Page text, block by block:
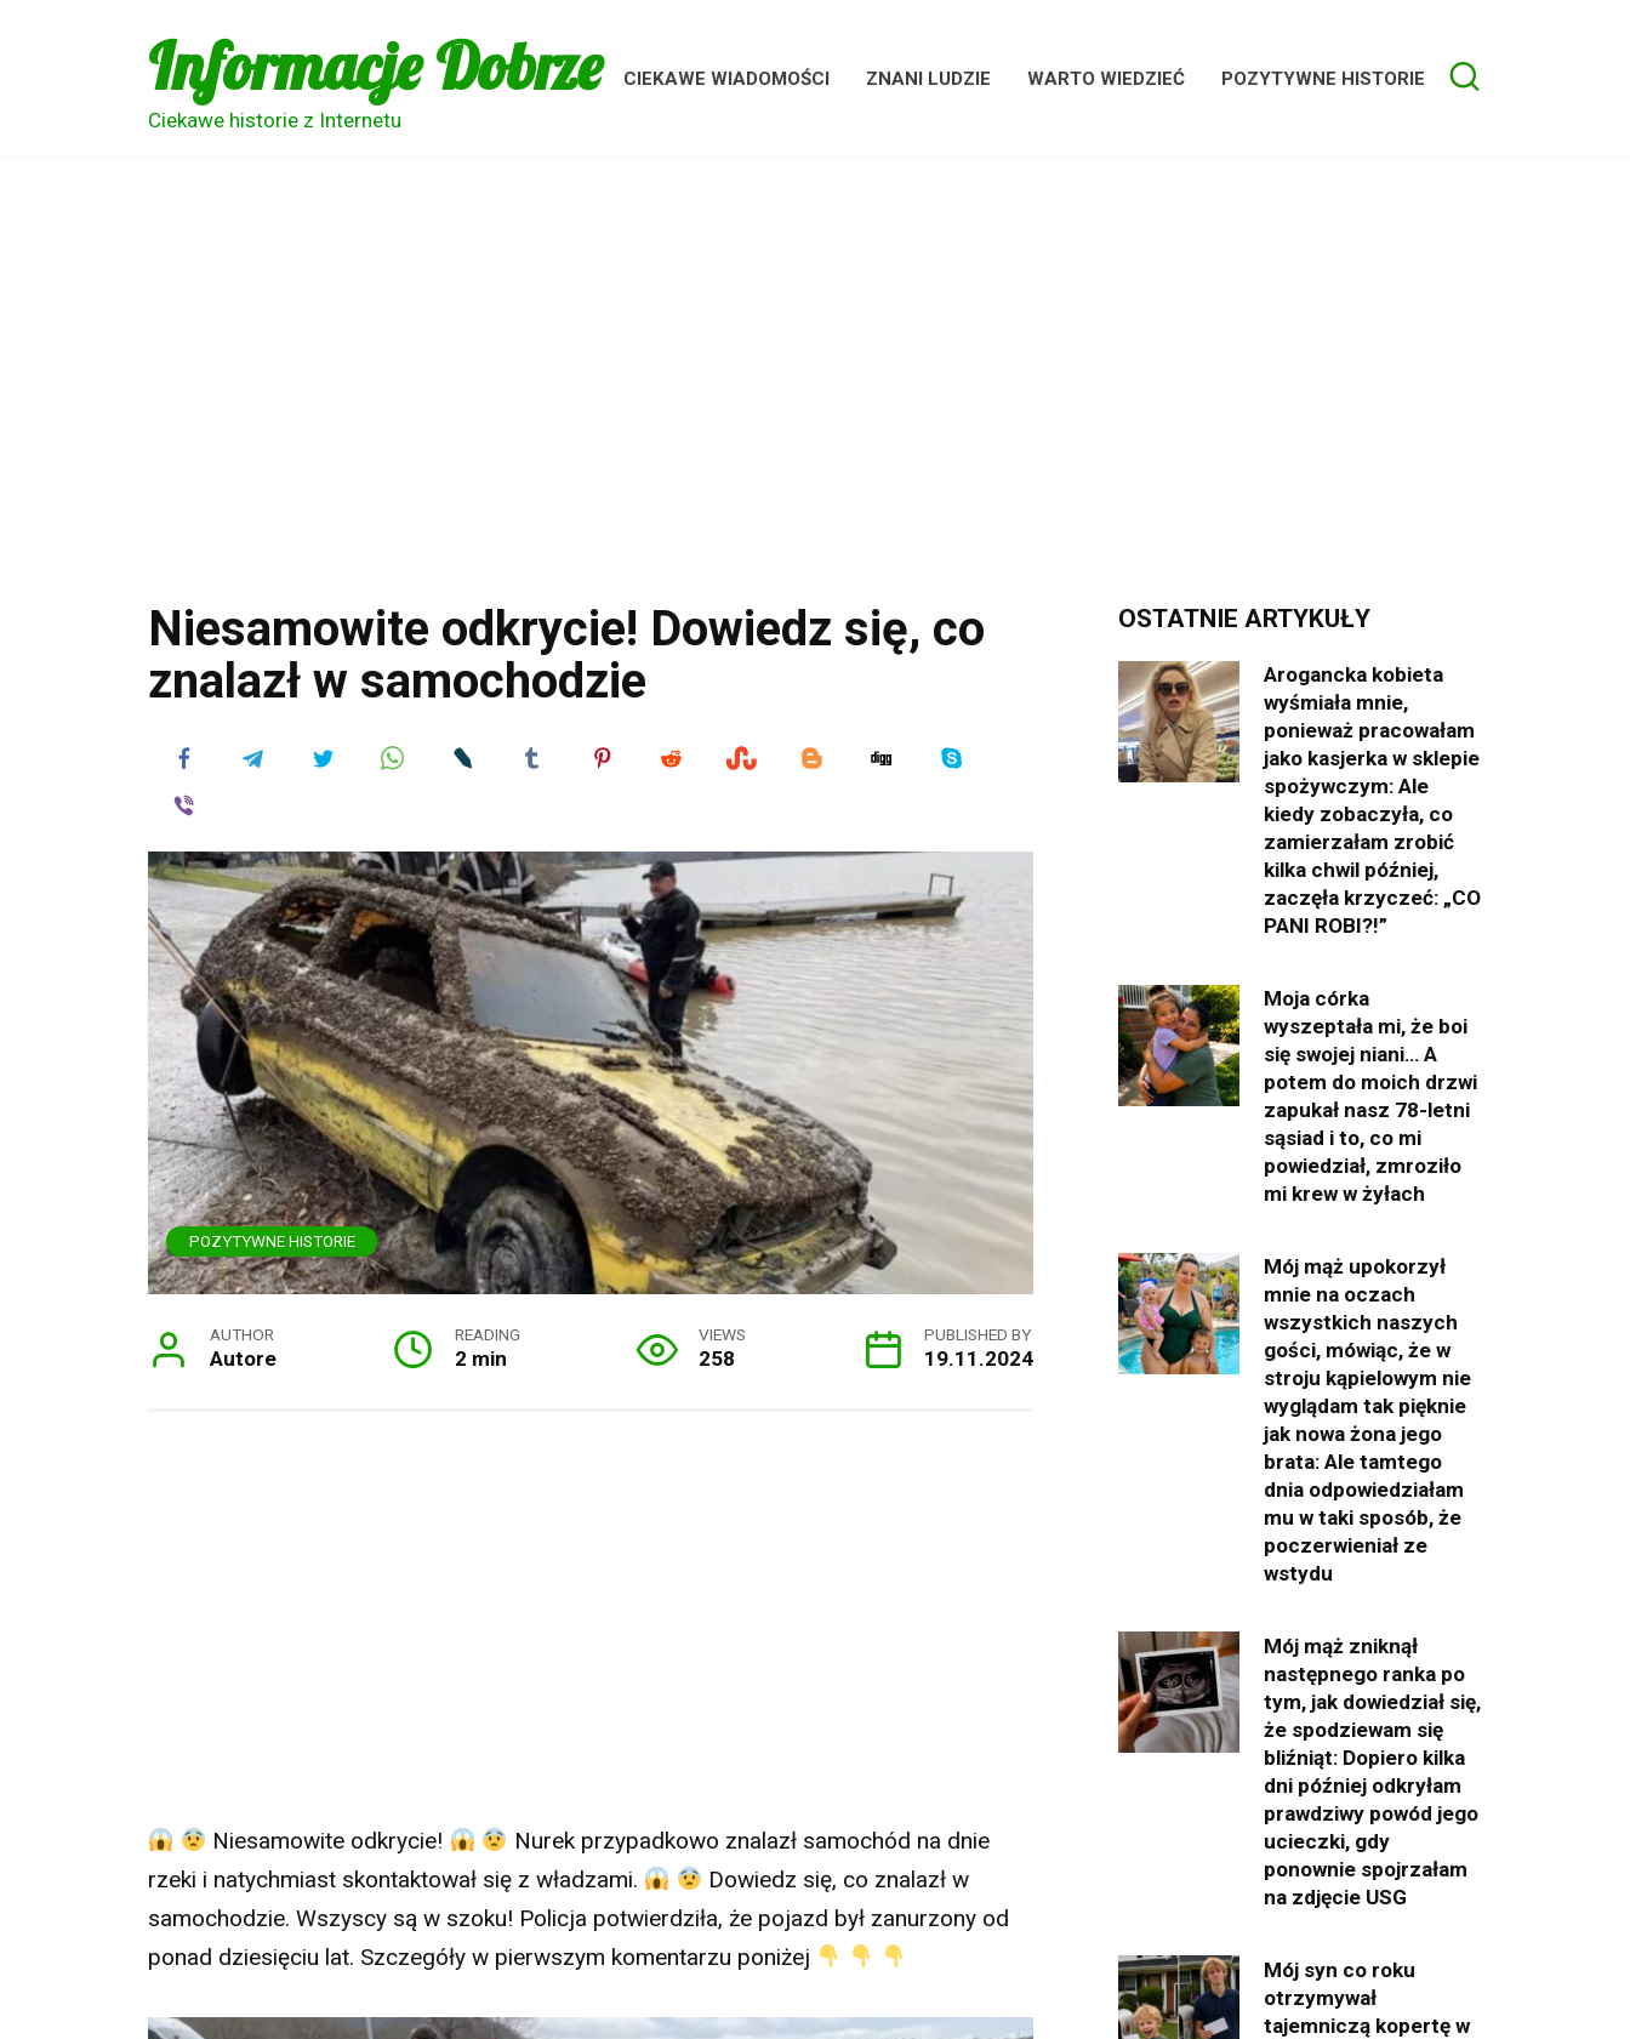
Informacje Dobrze
Ciekawe historie z Internetu
CIEKAWE WIADOMOŚCI ZNANI LUDZIE WARTO WIEDZIEĆ POZYTYWNE HISTORIE
Niesamowite odkrycie! Dowiedz się, co
znalazł w samochodzie
POZYTYWNE HISTORIE
AUTHOR
Autore
READING
2 min
VIEWS
258
PUBLISHED BY
19.11.2024
Niesamowite odkrycie!
Nurek przypadkowo znalazł samochód na dnie
rzeki i natychmiast skontaktował się z władzami.
Dowiedz się, co znalazł w
samochodzie. Wszyscy są w szoku! Policja potwierdziła, że pojazd był zanurzony od
ponad dziesięciu lat. Szczegóły w pierwszym komentarzu poniżej
OSTATNIE ARTYKUŁY
Arogancka kobieta
wyśmiała mnie,
ponieważ pracowałam
jako kasjerka w sklepie
spożywczym: Ale
kiedy zobaczyła, co
zamierzałam zrobić
kilka chwil później,
zaczęła krzyczeć: „CO
PANI ROBI?!”
Moja córka
wyszeptała mi, że boi
się swojej niani… A
potem do moich drzwi
zapukał nasz 78-letni
sąsiad i to, co mi
powiedział, zmroziło
mi krew w żyłach
Mój mąż upokorzył
mnie na oczach
wszystkich naszych
gości, mówiąc, że w
stroju kąpielowym nie
wyglądam tak pięknie
jak nowa żona jego
brata: Ale tamtego
dnia odpowiedziałam
mu w taki sposób, że
poczerwieniał ze
wstydu
Mój mąż zniknął
następnego ranka po
tym, jak dowiedział się,
że spodziewam się
bliźniąt: Dopiero kilka
dni później odkryłam
prawdziwy powód jego
ucieczki, gdy
ponownie spojrzałam
na zdjęcie USG
Mój syn co roku
otrzymywał
tajemniczą kopertę w